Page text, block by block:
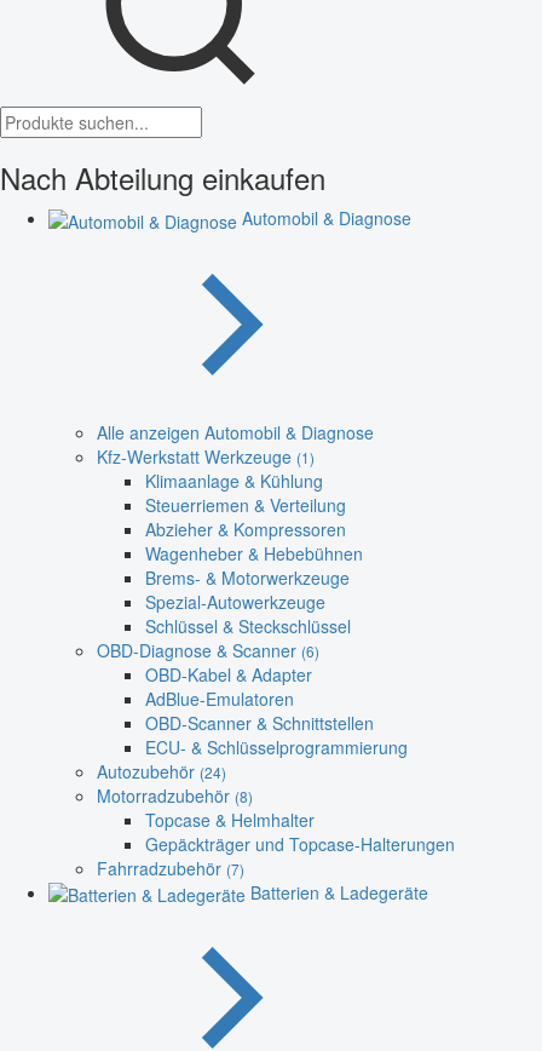
Nach Abteilung einkaufen
Automobil & Diagnose
Alle anzeigen Automobil & Diagnose
Kfz-Werkstatt Werkzeuge (1)
Klimaanlage & Kühlung
Steuerriemen & Verteilung
Abzieher & Kompressoren
Wagenheber & Hebebühnen
Brems- & Motorwerkzeuge
Spezial-Autowerkzeuge
Schlüssel & Steckschlüssel
OBD-Diagnose & Scanner (6)
OBD-Kabel & Adapter
AdBlue-Emulatoren
OBD-Scanner & Schnittstellen
ECU- & Schlüsselprogrammierung
Autozubehör (24)
Motorradzubehör (8)
Topcase & Helmhalter
Gepäckträger und Topcase-Halterungen
Fahrradzubehör (7)
Batterien & Ladegeräte